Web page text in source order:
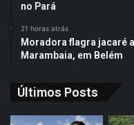
no Pará
21 horas atrás
Moradora flagra jacaré
Marambaia, em Belém
Últimos Posts